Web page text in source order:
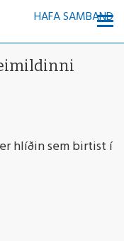
HAFA SAMBAND
hlíðin sem birtist í